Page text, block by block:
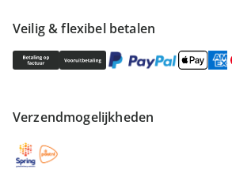
Veilig & flexibel betalen
Verzendmogelijkheden